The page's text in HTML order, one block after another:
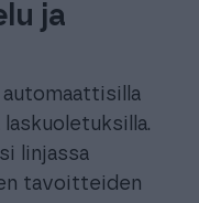
ja
automaattisilla
linjassa
tavoitteiden